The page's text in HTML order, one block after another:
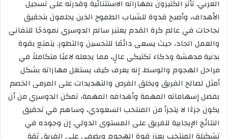
العربي. تأثر الكثيرون بمهاراته الاستثنائية وقدرته على تسجيل
الأهداف، وأصبح قدوة للشباب الطموح الذين يحلمون بتحقيق
نجاحات في عالم كرة القدم يعتبر سالم الدوسري نموذجًا للتفاني
والعمل الجاد، حيث يسعى دائمًا للتحسين والتطور. يتمتع بقوة
بدنية مدهشة وذكاء تكتيكي عالٍ، مما يجعله لاعبًا متكاملاً في
مراحل الهجوم والوسط. إنه يعرف كيف يستغل مهاراته بشكل
أمثل لصالح الفريق ويخلق الفرص والتهديدات على المرمى الخصم
بفضل إسهاماته المهمة وأهدافه المهمة، تمكن الدوسري من أن
يكون جزءًا لا يتجزأ من المنتخب السعودي، وساهم في تحقيق
النتائج الإيجابية للفريق على المستوى الدولي. إن وجوده في